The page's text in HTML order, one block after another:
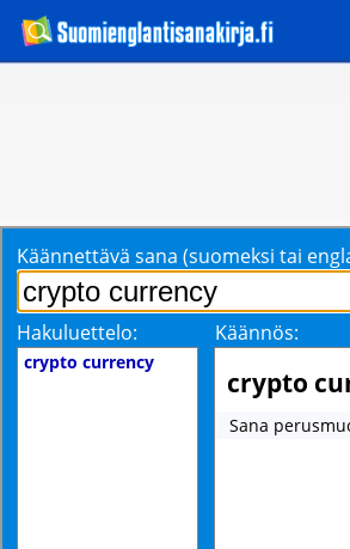
Käännettävä sana (suomeksi tai
Hakuluettelo: Käännös:
crypto currency
crypto
Sana